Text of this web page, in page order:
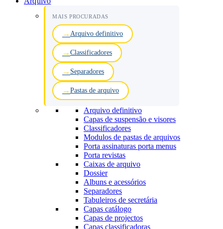
MAIS PROCURADAS
Arquivo definitivo
Classificadores
Separadores
Pastas de arquivo
Arquivo definitivo
Capas de suspensão e visores
Classificadores
Modulos de pastas de arquivos
Porta assinaturas porta menus
Porta revistas
Caixas de arquivo
Dossier
Albuns e acessórios
Separadores
Tabuleiros de secretária
Capas catálogo
Capas de projectos
Capas classificadoras